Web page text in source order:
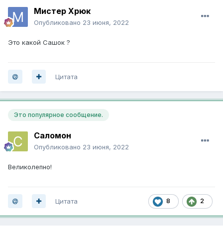
Мистер Хрюк
Опубликовано 23 июня, 2022
Это какой Сашок ?
Цитата
Это популярное сообщение.
Саломон
Опубликовано 23 июня, 2022
Великолепно!
8 2
Цитата